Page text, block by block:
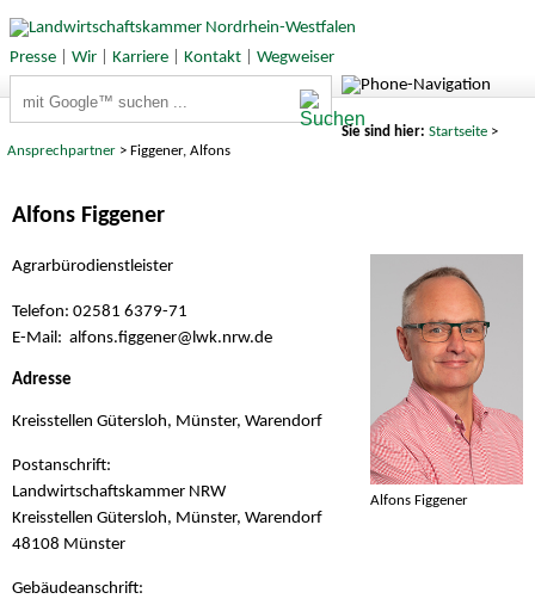
Presse| Wir| Karriere| Kontakt| Wegweiser
Sie sind hier: Startseite>
Ansprechpartner > Figgener, Alfons
Alfons Figgener
Alfons Figgener
Agrarbürodienstleister
Telefon: 02581 6379-71
E-Mail: alfons.figgener@ lwk.nrw.de
Adresse
Kreisstellen Gütersloh, Münster, Warendorf
Postanschrift:
Landwirtschaftskammer NRW
Kreisstellen Gütersloh, Münster, Warendorf
48108 Münster
Gebäudeanschrift: